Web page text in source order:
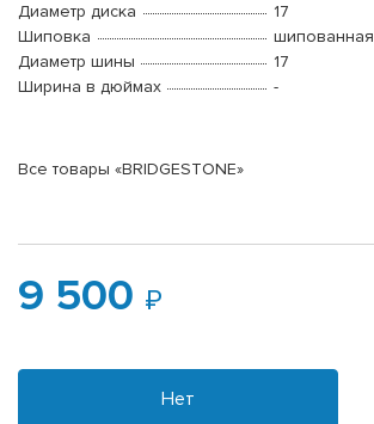
Диаметр диска
17
Шиповка
шипованная
Диаметр шины
17
Ширина в дюймах
-
Все товары «BRIDGESTONE»
9 500
Нет